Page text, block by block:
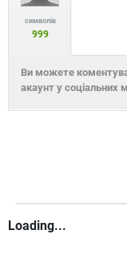
символів
999
Ви можете
акаунт у соціальних
Loading...